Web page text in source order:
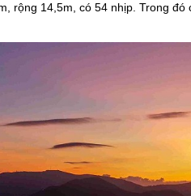
rộng 14,5m, có 54 nhịp. Trong